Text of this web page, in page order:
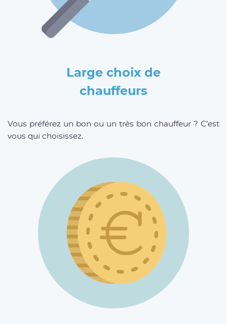
Large choix de
chauffeurs
Vous préférez un bon ou un très bon chauffeur ? C’est
vous qui choisissez.